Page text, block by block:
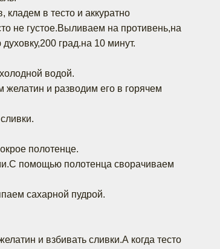
кладем в тесто и аккуратно
не густое.Выливаем на противень,на
град.на 10 минут.
водой.
и разводим его в горячем
полотенце.
помощью полотенца сворачиваем
сахарной пудрой.
и взбивать сливки.А когда тесто